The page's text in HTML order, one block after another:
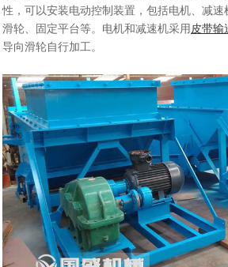
性，可以安装电动控制装置，包括电机、减速
滑轮、固定平台等。电机和减速机采用 皮带输
导向滑轮自行加工。